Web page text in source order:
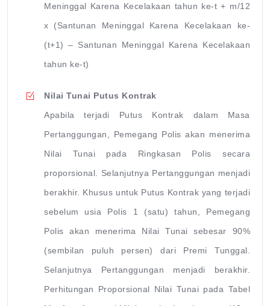
Meninggal Karena Kecelakaan tahun ke-t + m/12
x (Santunan Meninggal Karena Kecelakaan ke-
(t+1) – Santunan Meninggal Karena Kecelakaan
tahun ke-t)
Nilai Tunai Putus Kontrak
Apabila terjadi Putus Kontrak dalam Masa
Pertanggungan, Pemegang Polis akan menerima
Nilai Tunai pada Ringkasan Polis secara
proporsional. Selanjutnya Pertanggungan menjadi
berakhir. Khusus untuk Putus Kontrak yang terjadi
sebelum usia Polis 1 (satu) tahun, Pemegang
Polis akan menerima Nilai Tunai sebesar 90%
(sembilan puluh persen) dari Premi Tunggal.
Selanjutnya Pertanggungan menjadi berakhir.
Perhitungan Proporsional Nilai Tunai pada Tabel